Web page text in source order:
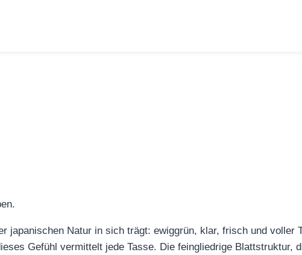
japanischen Natur in sich trägt: ewiggrün, klar, frisch und voller
Gefühl vermittelt jede Tasse. Die feingliedrige Blattstruktur,